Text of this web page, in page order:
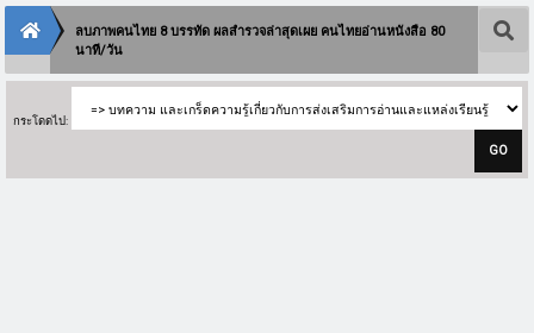
ลบภาพคนไทย 8 บรรทัด ผลสำรวจล่าสุดเผย คนไทยอ่านหนังสือ 80
นาที/วัน
กระโดดไป: